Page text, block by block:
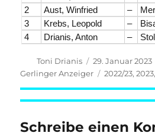
2
Aust, Winfried –
3
Krebs, Leopold –
4
Drianis, Anton –
Autor
Toni Drianis
Veröffentlicht
am
29. Januar 2023
Gerlinger Anzeiger
Schlagwörter
2022/23,2023
Schreibe einen